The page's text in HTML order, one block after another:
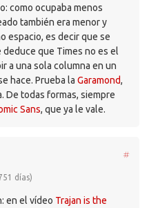
como ocupaba menos
también era menor y
espacio, es decir que se
que Times no es el
a una sola columna en un
hace. Prueba la Garamond,
De todas formas, siempre
Sans, que ya le vale.
#
días)
en el vídeo Trajan is the